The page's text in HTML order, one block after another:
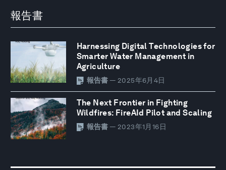
報告書
Harnessing Digital Technologies for
Smarter Water Management in
Agriculture
報告書 — 2025年6月4日
The Next Frontier in Fighting
Wildfires: FireAId Pilot and Scaling
報告書 — 2023年1月16日